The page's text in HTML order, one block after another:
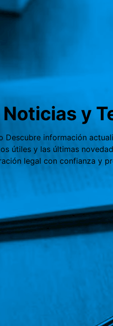
Noticias y
Descubre información
útiles y las últimas
legal con confianza y